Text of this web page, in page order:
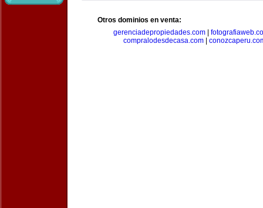
Otros dominios en venta:
gerenciadepropiedades.com|
compralodesdecasa.com